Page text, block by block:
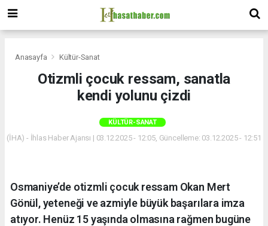
Anasayfa Kültür-Sanat
Otizmli çocuk ressam, sanatla
kendi yolunu çizdi
KÜLTÜR-SANAT
(İHA) - İhlas Haber Ajansı | 03.12.2025 - 12:05, Güncelleme: 03.12.2025 - 12:51
Osmaniye’de otizmli çocuk ressam Okan Mert
Gönül, yeteneği ve azmiyle büyük başarılara imza
atıyor. Henüz 15 yaşında olmasına rağmen bugüne